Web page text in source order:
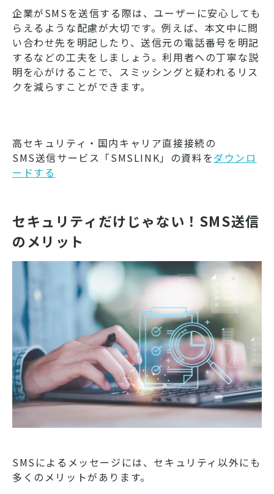
企業がSMSを送信する際は、ユーザーに安心しても
らえるような配慮が大切です。例えば、本文中に問
い合わせ先を明記したり、送信元の電話番号を明記
するなどの工夫をしましょう。利用者への丁寧な説
明を心がけることで、スミッシングと疑われるリス
クを減らすことができます。
高セキュリティ・国内キャリア直接接続の
SMS送信サービス「SMSLINK」の資料をダウンロ
ードする
セキュリティだけじゃない！SMS送信
のメリット
SMSによるメッセージには、セキュリティ以外にも
多くのメリットがあります。